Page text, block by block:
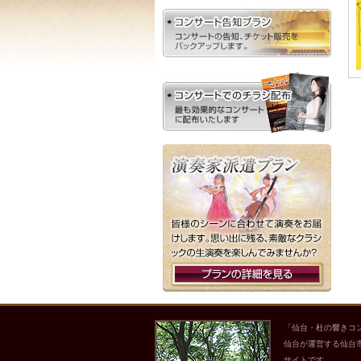
「仙台・杜の響き
仙台が運営する仙台